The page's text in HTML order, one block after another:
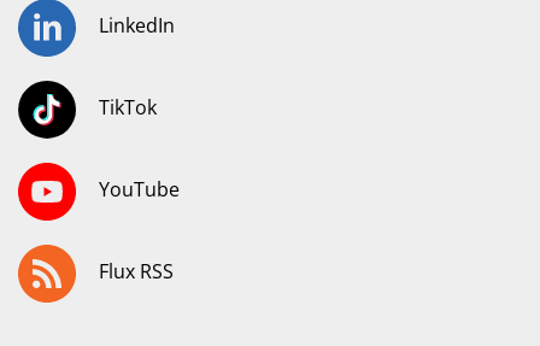
LinkedIn
TikTok
YouTube
Flux RSS